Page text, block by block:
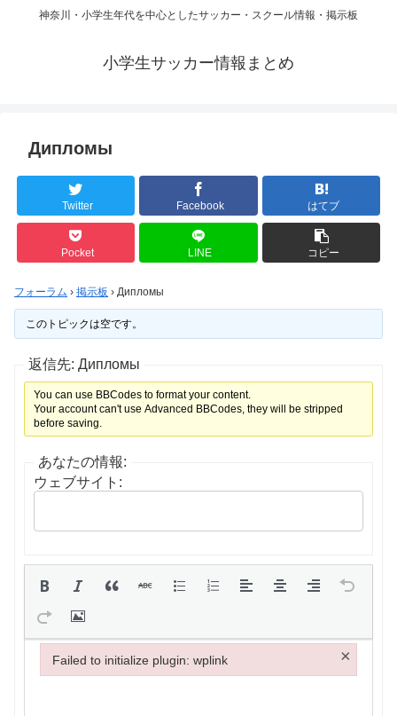
神奈川・小学生年代を中心としたサッカー・スクール情報・掲示板
小学生サッカー情報まとめ
Дипломы
Twitter Facebook はてブ
Pocket LINE コピー
フォーラム › 掲示板 › Дипломы
このトピックは空です。
返信先: Дипломы
You can use BBCodes to format your content.
Your account can't use Advanced BBCodes, they will be stripped
before saving.
あなたの情報:
ウェブサイト:
Failed to initialize plugin: wplink ×
Failed to initialize plugin: wplink